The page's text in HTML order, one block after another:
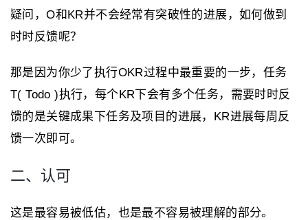
疑问，O和KR并不会经常有突破性的进展，如何做到
时时反馈呢？
那是因为你少了执行OKR过程中最重要的一步，任务
T( Todo )执行，每个KR下会有多个任务，需要时时反
馈的是关键成果下任务及项目的进展，KR进展每周反
馈一次即可。
二、认可
这是最容易被低估，也是最不容易被理解的部分。